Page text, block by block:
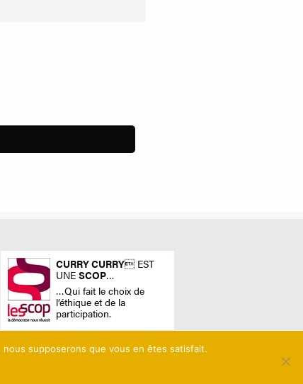
CURRY CURRY EST
UNE SCOP…
…Qui fait le choix de
l’éthique et de la
participation.
NETAO | TOUS DROITS RÉSERVÉS
supposerons que vous en êtes satisfait.